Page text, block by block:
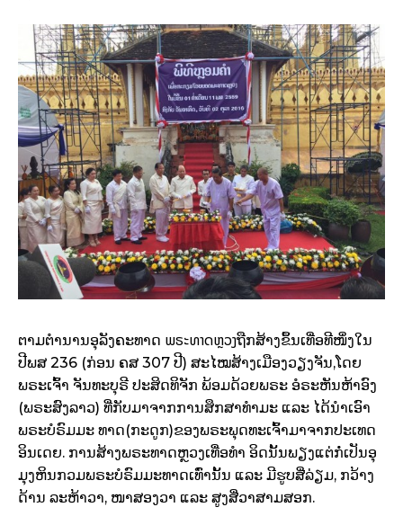
ຕາມຕຳນານອຸລັງຄະທາດ ພຣະທາດຫຼວງຖືກສ້າງຂຶ້ນເທື່ອທີໜຶ່ງໃນ
ປີພສ 236 (ກ່ອນ ຄສ 307 ປີ) ສະໄໝສ້າງເມືອງວຽງຈັນ,ໂດຍ
ພຣະເຈົ້າ ຈັນທະບຸຣີ ປະສິດທິຈັກ ພ້ອມດ້ວຍພຣະ ອໍຣະຫັນຫ້າອົງ
(ພຣະສົງລາວ) ທີ່ກັບມາຈາກການສຶກສາທຳມະ ແລະ ໄດ້ນຳເອົາ
ພຣະບໍຣົມມະ ທາດ(ກະດູກ)ຂອງພຣະພຸດທະເຈົ້າມາຈາກປະເທດ
ອິນເດຍ. ການສ້າງພຣະທາດຫຼວງເທື່ອທຳ ອິດນັ້ນພຽງແຕ່ກໍ່ເປັນອຸ
ມຸງຫິນກວມພຣະບໍຣົມມະທາດເທົ່ານັ້ນ ແລະ ມີຮູບສີ່ລ່ຽມ, ກວ້າງ
ດ້ານ ລະຫ້າວາ, ໜາສອງວາ ແລະ ສູງສີ່ວາສາມສອກ.